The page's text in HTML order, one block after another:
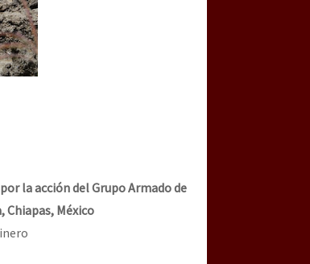
la acción del Grupo Armado de
Chiapas, México